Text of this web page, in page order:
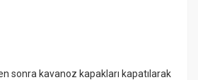
sonra kavanoz kapakları kapatılarak